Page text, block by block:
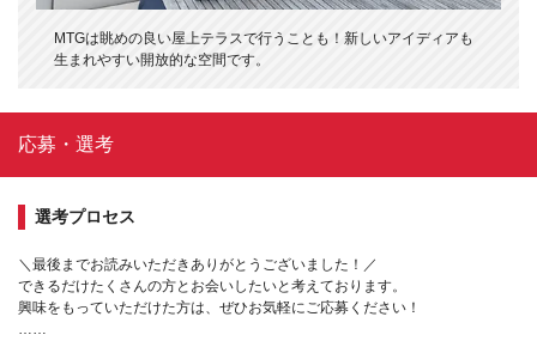
MTGは眺めの良い屋上テラスで行うことも！新しいアイディアも
生まれやすい開放的な空間です。
応募・選考
選考プロセス
＼最後までお読みいただきありがとうございました！／
できるだけたくさんの方とお会いしたいと考えております。
興味をもっていただけた方は、ぜひお気軽にご応募ください！
……